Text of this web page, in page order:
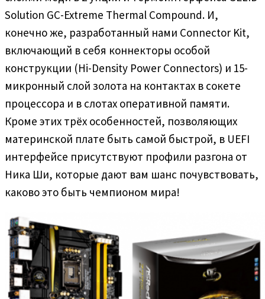
Solution GC-Extreme Thermal Compound. И,
конечно же, разработанный нами Connector Kit,
включающий в себя коннекторы особой
конструкции (Hi-Density Power Connectors) и 15-
микронный слой золота на контактах в сокете
процессора и в слотах оперативной памяти.
Кроме этих трёх особенностей, позволяющих
материнской плате быть самой быстрой, в UEFI
интерфейсе присутствуют профили разгона от
Ника Ши, которые дают вам шанс почувствовать,
каково это быть чемпионом мира!